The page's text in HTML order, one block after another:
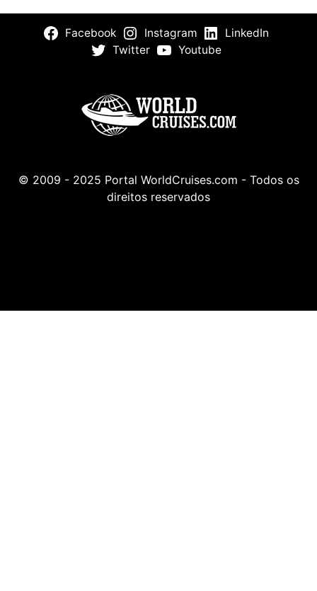
Facebook Instagram
LinkedIn
Twitter
Youtube
© 2009 - 2025 Portal WorldCruises.com - Todos os
direitos reservados